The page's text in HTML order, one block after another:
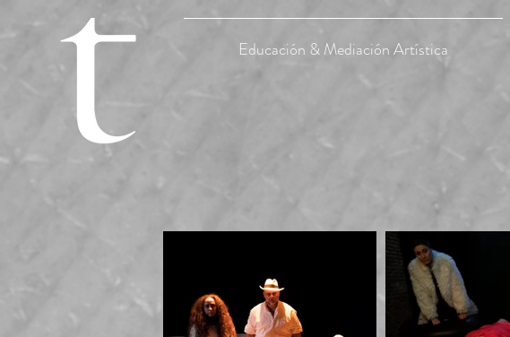
Educación & Mediación Artística